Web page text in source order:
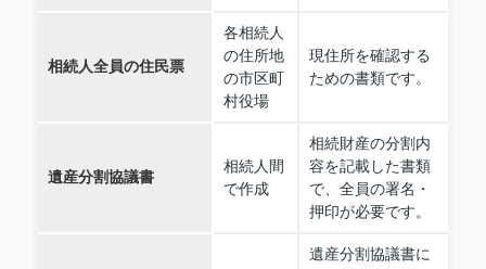
相続人全員の住民票
各相続人
の住所地
の市区町
村役場
現住所を確認する
ための書類です。
遺産分割協議書
相続人間
で作成
相続財産の分割内
容を記載した書類
で、全員の署名・
押印が必要です。
遺産分割協議書に